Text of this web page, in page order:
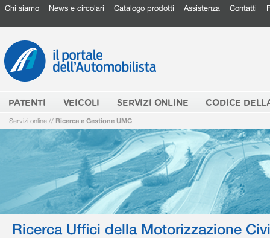
Chi siamo News e circolari Catalogo prodotti Assistenza Contatti
PATENTI VEICOLI SERVIZI ONLINE CODICE
Servizi online // Ricerca e Gestione UMC
Ricerca Uffici della Motorizzazione